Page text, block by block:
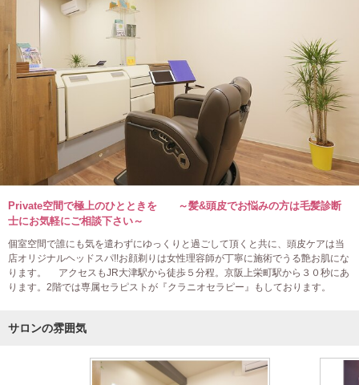
Private空間で極上のひとときを ～髪&頭皮でお悩みの方は毛髪診断
士にお気軽にご相談下さい～
個室空間で誰にも気を遣わずにゆっくりと過ごして頂くと共に、頭皮ケアは当
店オリジナルヘッドスパ!!お顔剃りは女性理容師が丁寧に施術でうる艶お肌にな
ります。 アクセスもJR大津駅から徒歩５分程。京阪上栄町駅から３０秒にあ
ります。2階では専属セラピストが『クラニオセラピー』もしております。
サロンの雰囲気